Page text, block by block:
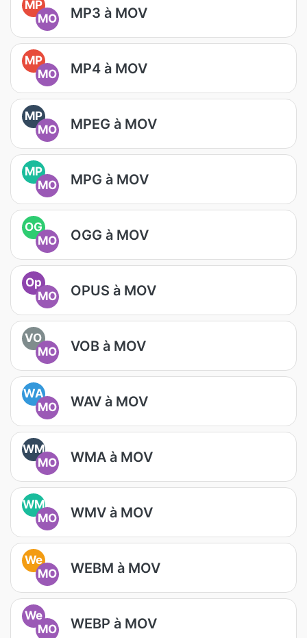
MP
MO
MP3 à MOV
MP
MO
MP4 à MOV
MP
MO
MPEG à MOV
MP
MO
MPG à MOV
OG
MO
OGG à MOV
Op
MO
OPUS à MOV
VO
MO
VOB à MOV
WA
MO
WAV à MOV
WM
MO
WMA à MOV
WM
MO
WMV à MOV
We
MO
WEBM à MOV
We
MO
WEBP à MOV